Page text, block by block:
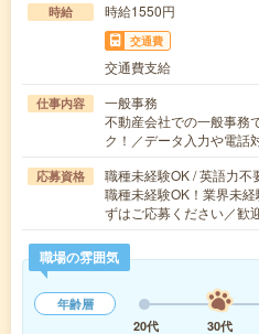
時給 時給1550円
交通費
交通費支給
仕事内容
一般事務
不動産会社での一般事務
ク！／データ入力や電話
応募資格
職種未経験OK / 英語力不
職種未経験OK！業界未
ずはご応募ください／歓
職場の雰囲気
年齢層
20代
30代